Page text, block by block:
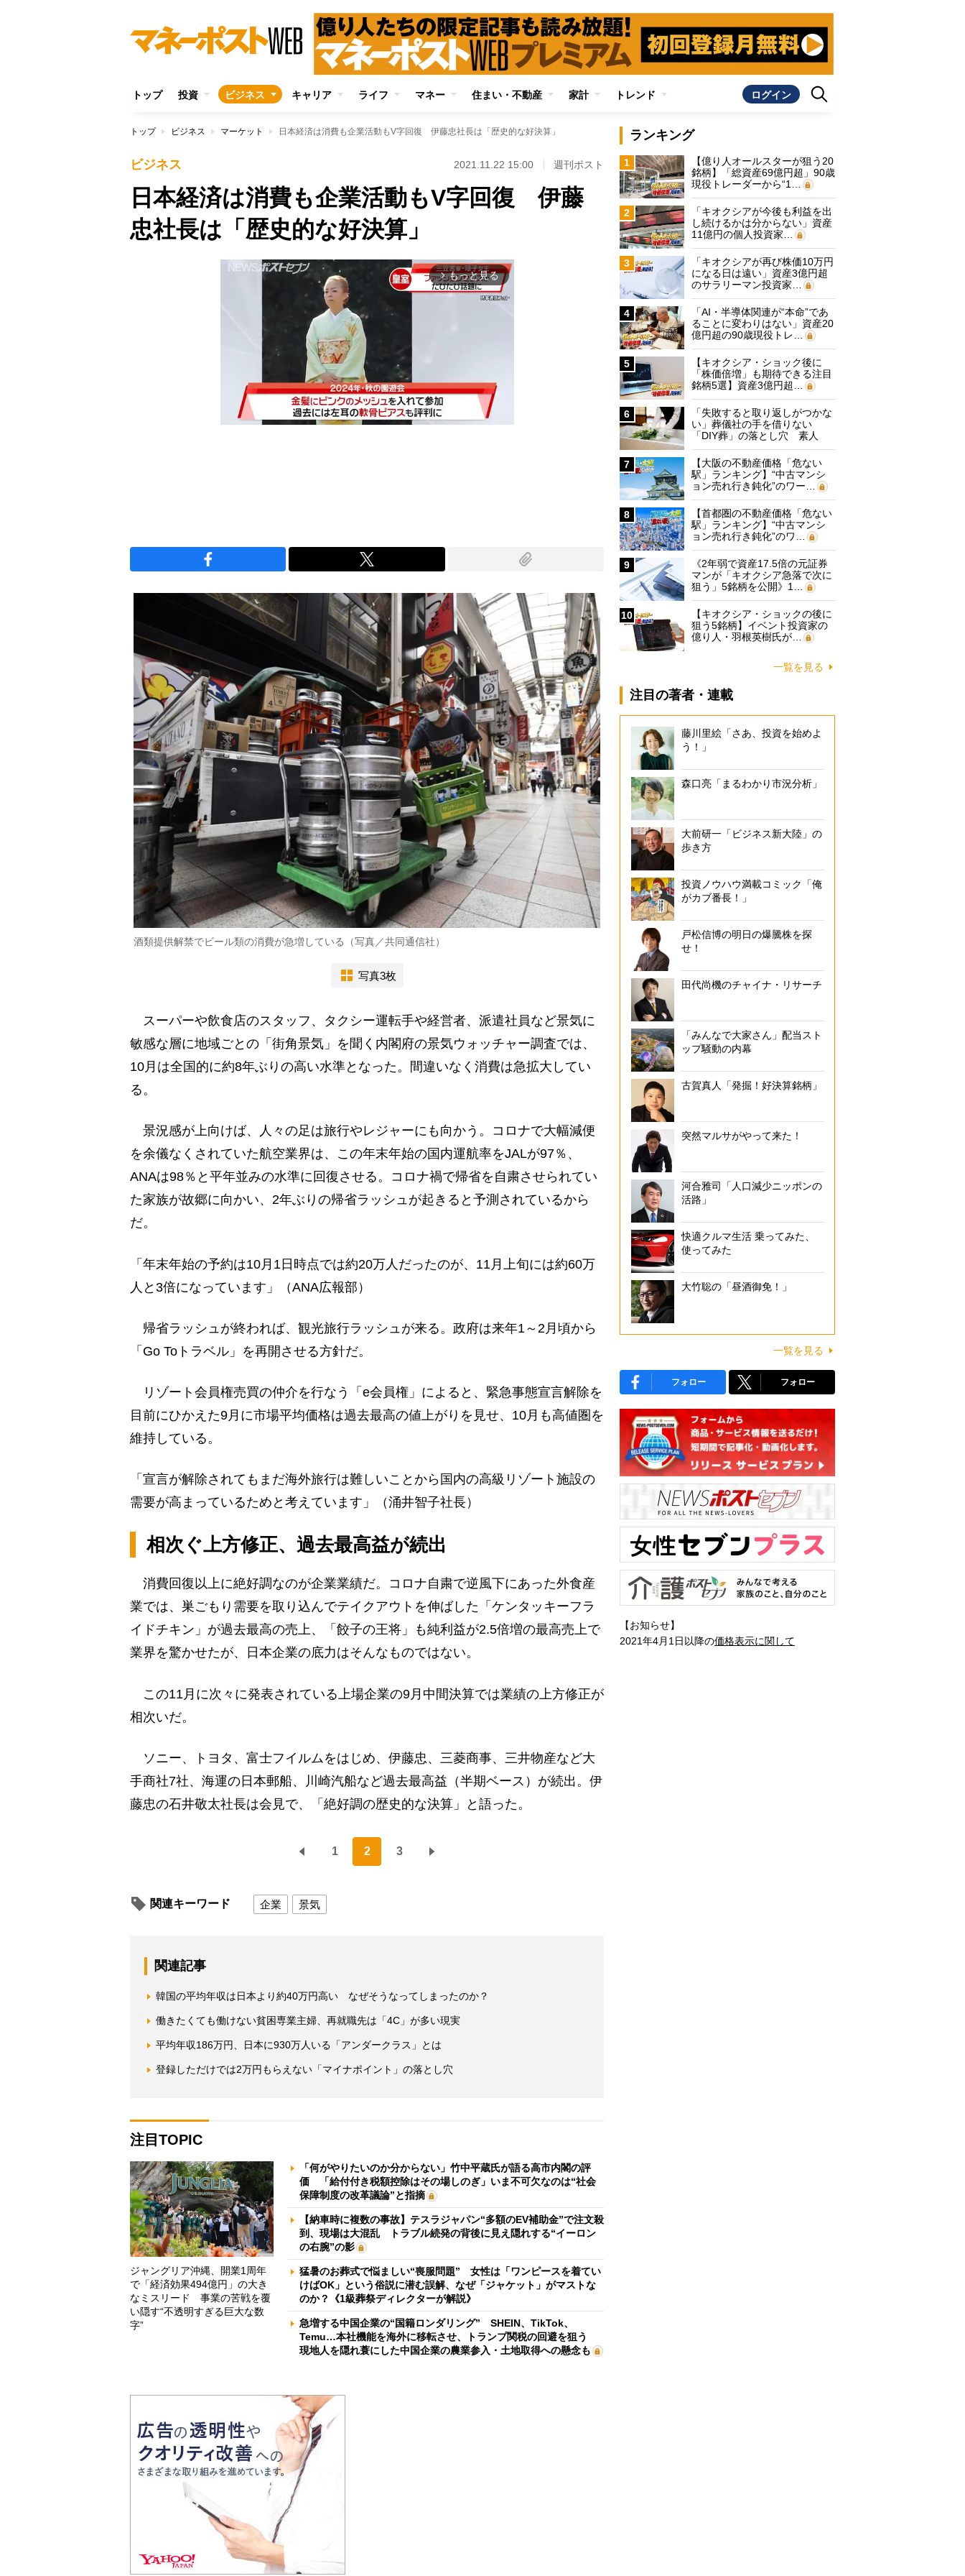
トップ 投資 ビジネス キャリア ライフ マネー 住まい・不動産 家計 トレンド ログイン
トップ ビジネス マーケット 日本経済は消費も企業活動もV字回復 伊藤忠社長は「歴史的な好決算」
ビジネス 2021.11.22 15:00 週刊ポスト
日本経済は消費も企業活動もV字回復 伊藤
忠社長は「歴史的な好決算」
arrow_forward_ios もっと見る
酒類提供解禁でビール類の消費が急増している（写真／共同通信社）
写真3枚
スーパーや飲食店のスタッフ、タクシー運転手や経営者、派遣社員など景気に
敏感な層に地域ごとの「街角景気」を聞く内閣府の景気ウォッチャー調査では、
10月は全国的に約8年ぶりの高い水準となった。間違いなく消費は急拡大してい
る。
景況感が上向けば、人々の足は旅行やレジャーにも向かう。コロナで大幅減便
を余儀なくされていた航空業界は、この年末年始の国内運航率をJALが97％、
ANAは98％と平年並みの水準に回復させる。コロナ禍で帰省を自粛させられてい
た家族が故郷に向かい、2年ぶりの帰省ラッシュが起きると予測されているから
だ。
「年末年始の予約は10月1日時点では約20万人だったのが、11月上旬には約60万
人と3倍になっています」（ANA広報部）
帰省ラッシュが終われば、観光旅行ラッシュが来る。政府は来年1～2月頃から
「Go Toトラベル」を再開させる方針だ。
リゾート会員権売買の仲介を行なう「e会員権」によると、緊急事態宣言解除を
目前にひかえた9月に市場平均価格は過去最高の値上がりを見せ、10月も高値圏を
維持している。
「宣言が解除されてもまだ海外旅行は難しいことから国内の高級リゾート施設の
需要が高まっているためと考えています」（涌井智子社長）
相次ぐ上方修正、過去最高益が続出
消費回復以上に絶好調なのが企業業績だ。コロナ自粛で逆風下にあった外食産
業では、巣ごもり需要を取り込んでテイクアウトを伸ばした「ケンタッキーフラ
イドチキン」が過去最高の売上、「餃子の王将」も純利益が2.5倍増の最高売上で
業界を驚かせたが、日本企業の底力はそんなものではない。
この11月に次々に発表されている上場企業の9月中間決算では業績の上方修正が
相次いだ。
ソニー、トヨタ、富士フイルムをはじめ、伊藤忠、三菱商事、三井物産など大
手商社7社、海運の日本郵船、川崎汽船など過去最高益（半期ベース）が続出。伊
藤忠の石井敬太社長は会見で、「絶好調の歴史的な決算」と語った。
1 2 3
関連キーワード 企業 景気
関連記事
韓国の平均年収は日本より約40万円高い なぜそうなってしまったのか？
働きたくても働けない貧困専業主婦、再就職先は「4C」が多い現実
平均年収186万円、日本に930万人いる「アンダークラス」とは
登録しただけでは2万円もらえない「マイナポイント」の落とし穴
注目TOPIC
ジャングリア沖縄、開業1周年
で「経済効果494億円」の大き
なミスリード 事業の苦戦を覆
い隠す“不透明すぎる巨大な数
字”
「何がやりたいのか分からない」竹中平蔵氏が語る高市内閣の評
価 「給付付き税額控除はその場しのぎ」いま不可欠なのは“社会
保障制度の改革議論”と指摘
【納車時に複数の事故】テスラジャパン“多額のEV補助金”で注文殺
到、現場は大混乱 トラブル続発の背後に見え隠れする“イーロン
の右腕”の影
猛暑のお葬式で悩ましい“喪服問題” 女性は「ワンピースを着てい
けばOK」という俗説に潜む誤解、なぜ「ジャケット」がマストな
のか？《1級葬祭ディレクターが解説》
急増する中国企業の“国籍ロンダリング” SHEIN、TikTok、
Temu…本社機能を海外に移転させ、トランプ関税の回避を狙う
現地人を隠れ蓑にした中国企業の農業参入・土地取得への懸念も
ランキング
1
【億り人オールスターが狙う20
銘柄】「総資産69億円超」90歳
現役トレーダーから“1…
2
「キオクシアが今後も利益を出
し続けるかは分からない」資産
11億円の個人投資家…
3
「キオクシアが再び株価10万円
になる日は遠い」資産3億円超
のサラリーマン投資家…
4
「AI・半導体関連が“本命”であ
ることに変わりはない」資産20
億円超の90歳現役トレ…
5
【キオクシア・ショック後に
「株価倍増」も期待できる注目
銘柄5選】資産3億円超…
6
「失敗すると取り返しがつかな
い」葬儀社の手を借りない
「DIY葬」の落とし穴 素人
に…
7
【大阪の不動産価格「危ない
駅」ランキング】“中古マンシ
ョン売れ行き鈍化”のワー…
8
【首都圏の不動産価格「危ない
駅」ランキング】“中古マンシ
ョン売れ行き鈍化”のワ…
9
《2年弱で資産17.5倍の元証券
マンが「キオクシア急落で次に
狙う」5銘柄を公開》1…
10
【キオクシア・ショックの後に
狙う5銘柄】イベント投資家の
億り人・羽根英樹氏が…
一覧を見る
注目の著者・連載
藤川里絵「さあ、投資を始めよ
う！」
森口亮「まるわかり市況分析」
大前研一「ビジネス新大陸」の
歩き方
投資ノウハウ満載コミック「俺
がカブ番長！」
戸松信博の明日の爆騰株を探
せ！
田代尚機のチャイナ・リサーチ
「みんなで大家さん」配当スト
ップ騒動の内幕
古賀真人「発掘！好決算銘柄」
突然マルサがやって来た！
河合雅司「人口減少ニッポンの
活路」
快適クルマ生活 乗ってみた、
使ってみた
大竹聡の「昼酒御免！」
一覧を見る
フォロー フォロー
【お知らせ】
2021年4月1日以降の価格表示に関して